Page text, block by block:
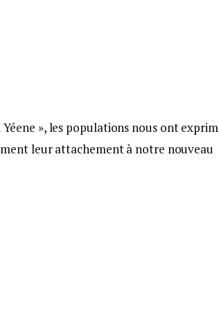
», les populations nous ont
leur attachement à notre nouveau